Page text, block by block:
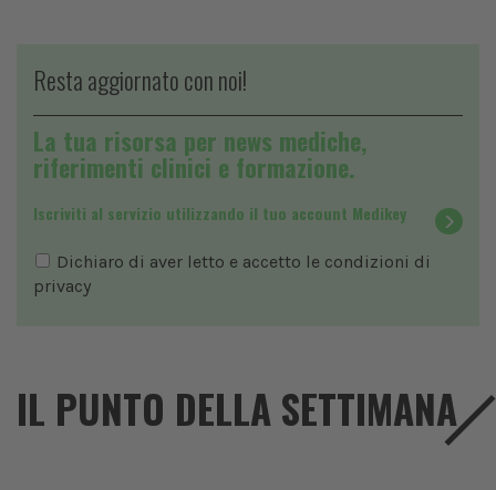
Resta aggiornato con noi!
La tua risorsa per news mediche,
riferimenti clinici e formazione.
Iscriviti al servizio utilizzando il tuo account Medikey
Dichiaro di aver letto e accetto le condizioni di
privacy
IL PUNTO DELLA SETTIMANA